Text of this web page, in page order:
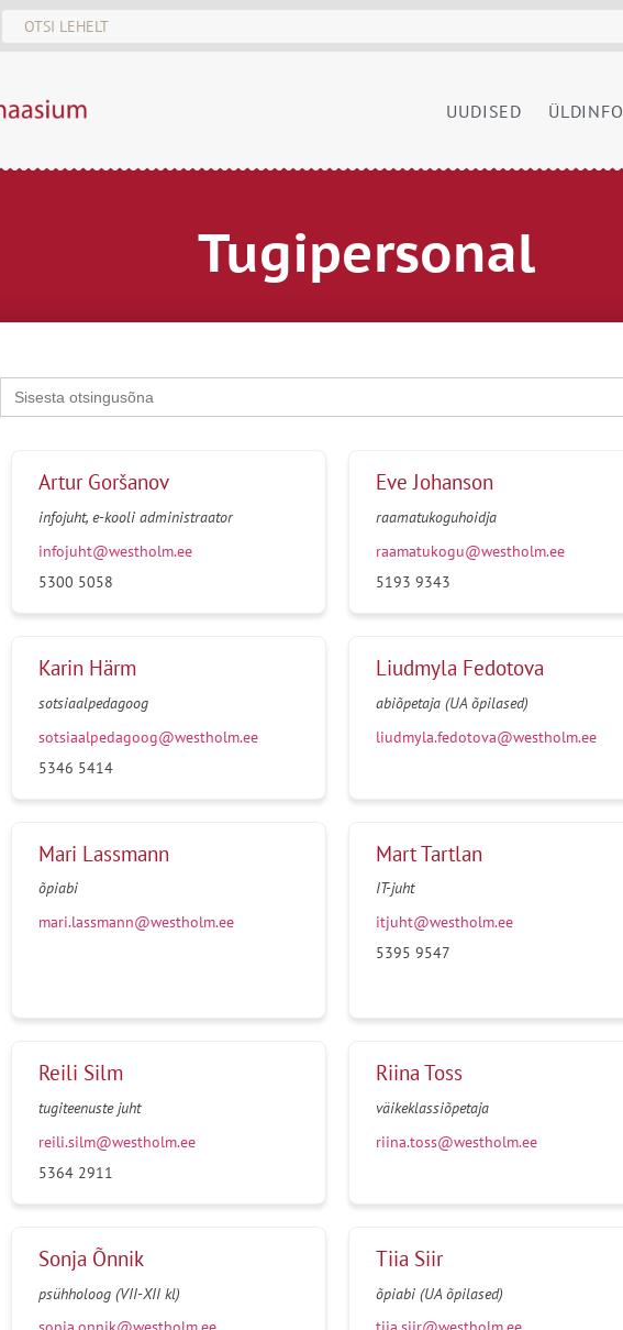
UUDISED ÜLDINFO
Tugipersonal
Search
for:
Artur Goršanov
infojuht, e-kooli administraator
infojuht@westholm.ee
5300 5058
Eve Johanson
raamatukoguhoidja
raamatukogu@westholm.ee
5193 9343
Karin Härm
sotsiaalpedagoog
sotsiaalpedagoog@westholm.ee
5346 5414
Liudmyla Fedotova
abiõpetaja (UA õpilased)
liudmyla.fedotova@westholm.ee
Mari Lassmann
õpiabi
mari.lassmann@westholm.ee
Mart Tartlan
IT-juht
itjuht@westholm.ee
5395 9547
Reili Silm
tugiteenuste juht
reili.silm@westholm.ee
5364 2911
Riina Toss
väikeklassiõpetaja
riina.toss@westholm.ee
Sonja Õnnik
psühholoog (VII-XII kl)
Tiia Siir
õpiabi (UA õpilased)